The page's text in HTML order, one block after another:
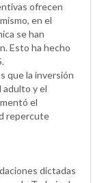
ofrecen
en el
se han
Esto ha hecho
que la inversión
adulto y el
el
repercute
dictadas